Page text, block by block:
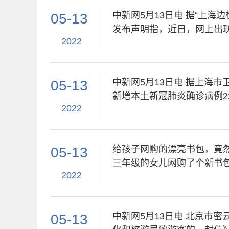
05-13
2022
中新网5月13日电 据“上海
发布声明指，近日，网上出
05-13
2022
中新网5月13日电 据上海市
新增本土新冠肺炎确诊病例
05-13
2022
给孩子网购的漂亮书包，竟
三年级的女儿网购了个新书
05-13
中新网5月13日电 北京市密